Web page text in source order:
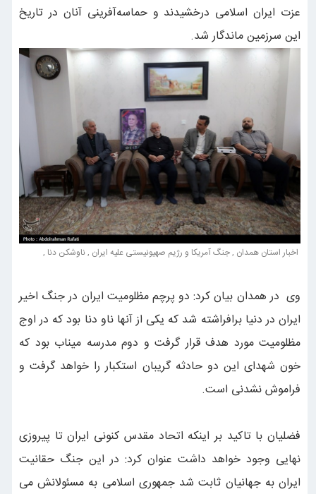
عزت ایران اسلامی درخشیدند و حماسه‌آفرینی آنان در تاریخ
این سرزمین ماندگار شد.
اخبار استان همدان , جنگ آمریکا و رژیم صهیونیستی علیه ایران , ناوشکن دنا ,
وی در همدان بیان کرد: دو پرچم مظلومیت ایران در جنگ اخیر
ایران در دنیا برافراشته شد که یکی از آنها ناو دنا بود که در اوج
مظلومیت مورد هدف قرار گرفت و دوم مدرسه میناب بود که
خون شهدای این دو حادثه گریبان استکبار را خواهد گرفت و
فراموش نشدنی است.
فضلیان با تاکید بر اینکه اتحاد مقدس کنونی ایران تا پیروزی
نهایی وجود خواهد داشت عنوان کرد: در این جنگ حقانیت
ایران به جهانیان ثابت شد جمهوری اسلامی به مسئولانش می